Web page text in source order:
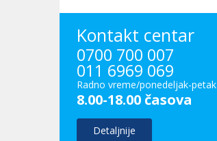
Kontakt centar
0700 700 007
011 6969 069
Radno vreme/ponedeljak-petak
8.00-18.00 časova
Detaljnije